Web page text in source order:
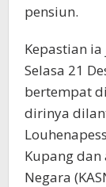
pensiun.
Kepastian
Selasa 21
bertempat
dirinya
Kupang
Negara